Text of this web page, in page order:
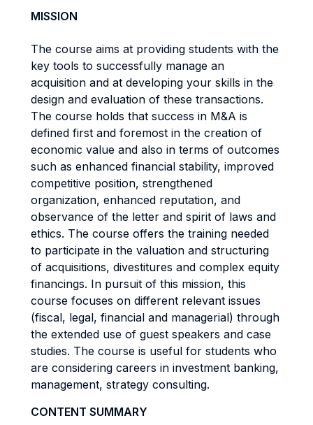
MISSION
The course aims at providing students with the
key tools to successfully manage an
acquisition and at developing your skills in the
design and evaluation of these transactions.
The course holds that success in M&A is
defined first and foremost in the creation of
economic value and also in terms of outcomes
such as enhanced financial stability, improved
competitive position, strengthened
organization, enhanced reputation, and
observance of the letter and spirit of laws and
ethics. The course offers the training needed
to participate in the valuation and structuring
of acquisitions, divestitures and complex equity
financings. In pursuit of this mission, this
course focuses on different relevant issues
(fiscal, legal, financial and managerial) through
the extended use of guest speakers and case
studies. The course is useful for students who
are considering careers in investment banking,
management, strategy consulting.
CONTENT SUMMARY